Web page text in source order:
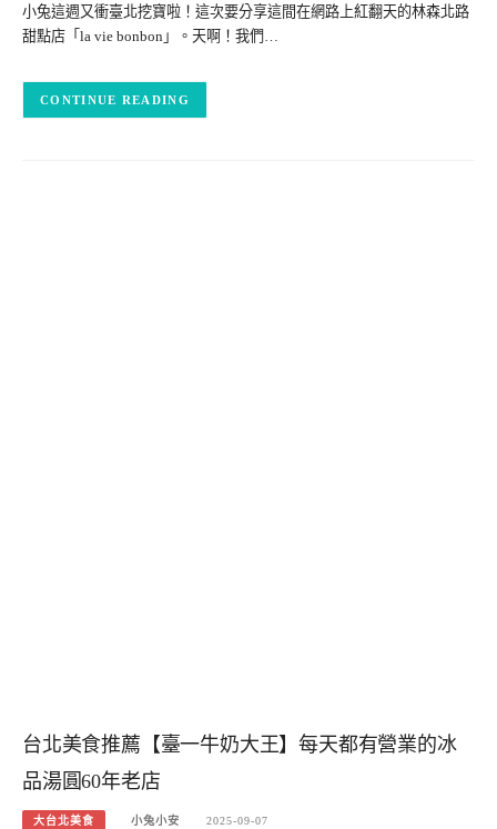
小兔這週又衝臺北挖寶啦！這次要分享這間在網路上紅翻天的林森北路
甜點店「la vie bonbon」。天啊！我們…
CONTINUE READING
台北美食推薦【臺一牛奶大王】每天都有營業的冰
品湯圓60年老店
大台北美食 小兔小安 2025-09-07